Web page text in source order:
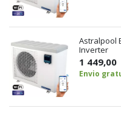
Astralpool
Inverter
1 449,00
Envio